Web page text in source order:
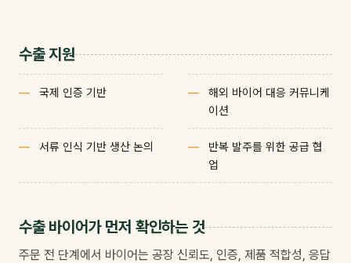
수출 지원
국제 인증 기반
해외 바이어 대응 커뮤니케
이션
서류 인식 기반 생산 논의
반복 발주를 위한 공급 협
업
수출 바이어가 먼저 확인하는 것
주문 전 단계에서 바이어는 공장 신뢰도, 인증, 제품 적합성, 응답